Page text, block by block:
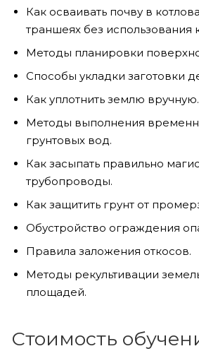
Как осваивать почву в
траншеях без использования
Методы планировки
Способы укладки заготовки
Как уплотнить землю вручную.
Методы выполнения
грунтовых вод.
Как засыпать правильно
трубопроводы.
Как защитить грунт от
Обустройство ограждения
Правила заложения откосов.
Методы рекультивации
площадей.
Стоимость